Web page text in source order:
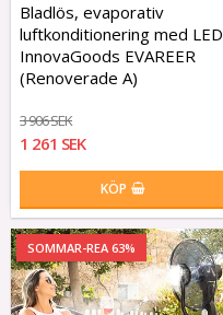
Bladlös, evaporativ
luftkonditionering med LED
InnovaGoods EVAREER
(Renoverade A)
3 906 SEK
1 261 SEK
KÖP
SOMMAR-REA 63%